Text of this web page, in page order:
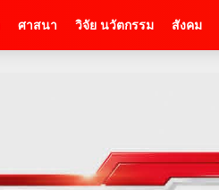
ศาสนา วิจัย นวัตกรรม สังคม